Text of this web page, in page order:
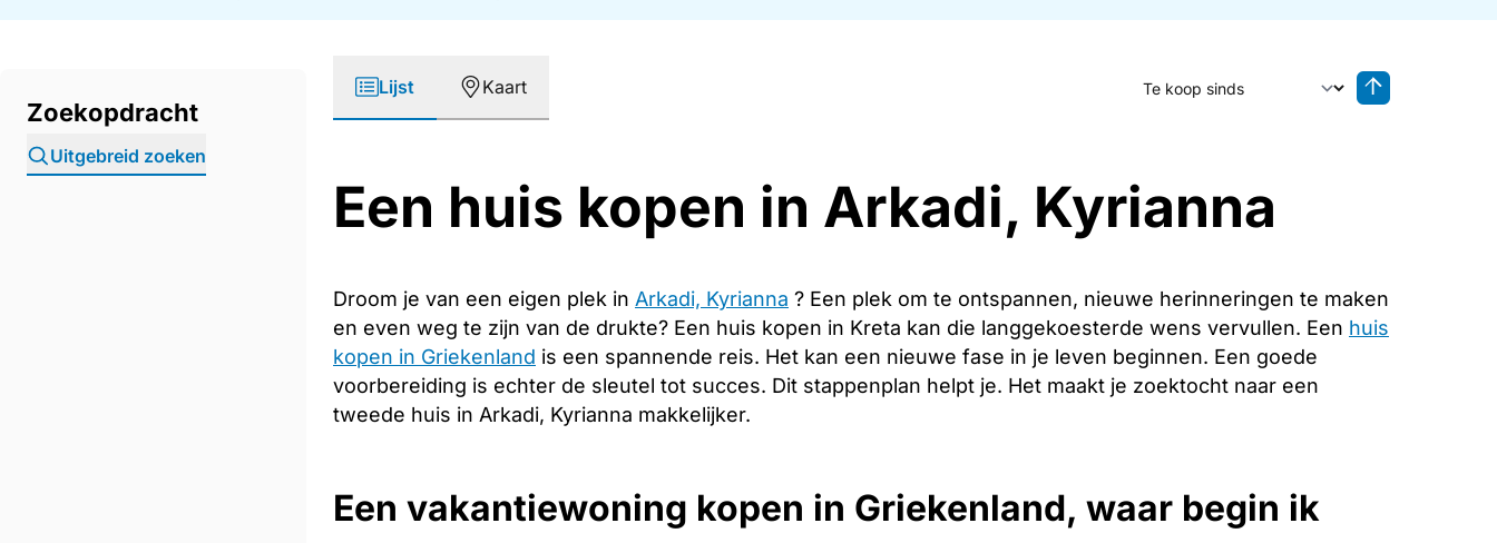
Zoekopdracht
Uitgebreid zoeken
Lijst Kaart
Sorteer op
Een huis kopen in Arkadi, Kyrianna
Droom je van een eigen plek in Arkadi, Kyrianna ? Een plek om te ontspannen, nieuwe herinneringen te maken
en even weg te zijn van de drukte? Een huis kopen in Kreta kan die langgekoesterde wens vervullen. Een huis
kopen in Griekenland is een spannende reis. Het kan een nieuwe fase in je leven beginnen. Een goede
voorbereiding is echter de sleutel tot succes. Dit stappenplan helpt je. Het maakt je zoektocht naar een
tweede huis in Arkadi, Kyrianna makkelijker.
Een vakantiewoning kopen in Griekenland, waar begin ik